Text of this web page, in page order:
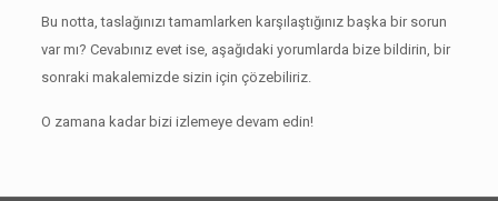
Bu notta, taslağınızı tamamlarken karşılaştığınız başka bir sorun
var mı? Cevabınız evet ise, aşağıdaki yorumlarda bize bildirin, bir
sonraki makalemizde sizin için çözebiliriz.
O zamana kadar bizi izlemeye devam edin!